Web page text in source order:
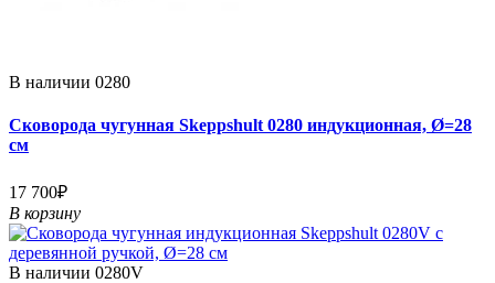
В наличии 0280
Сковорода чугунная Skeppshult 0280 индукционная, Ø=28
см
17 700₽
В корзину
В наличии 0280V